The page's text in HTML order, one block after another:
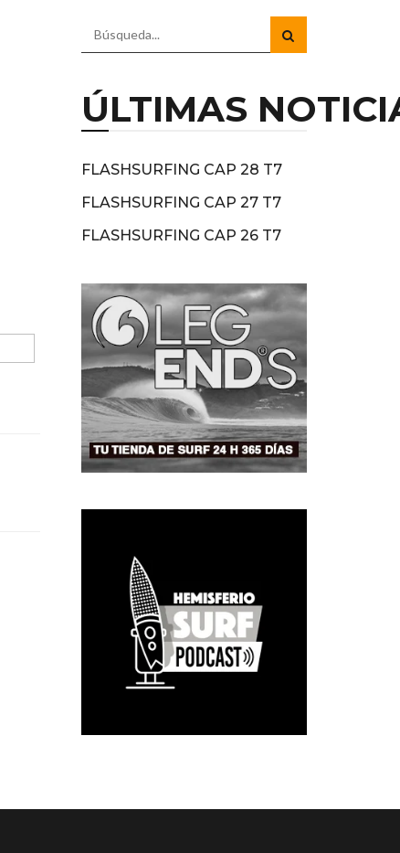
ÚLTIMAS
FLASHSURFING CAP 28 T7
FLASHSURFING CAP 27 T7
FLASHSURFING CAP 26 T7